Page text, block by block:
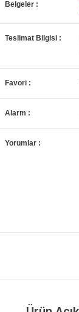
Belgeler
Teslimat Bilgisi
Favori
Alarm
Yorumlar